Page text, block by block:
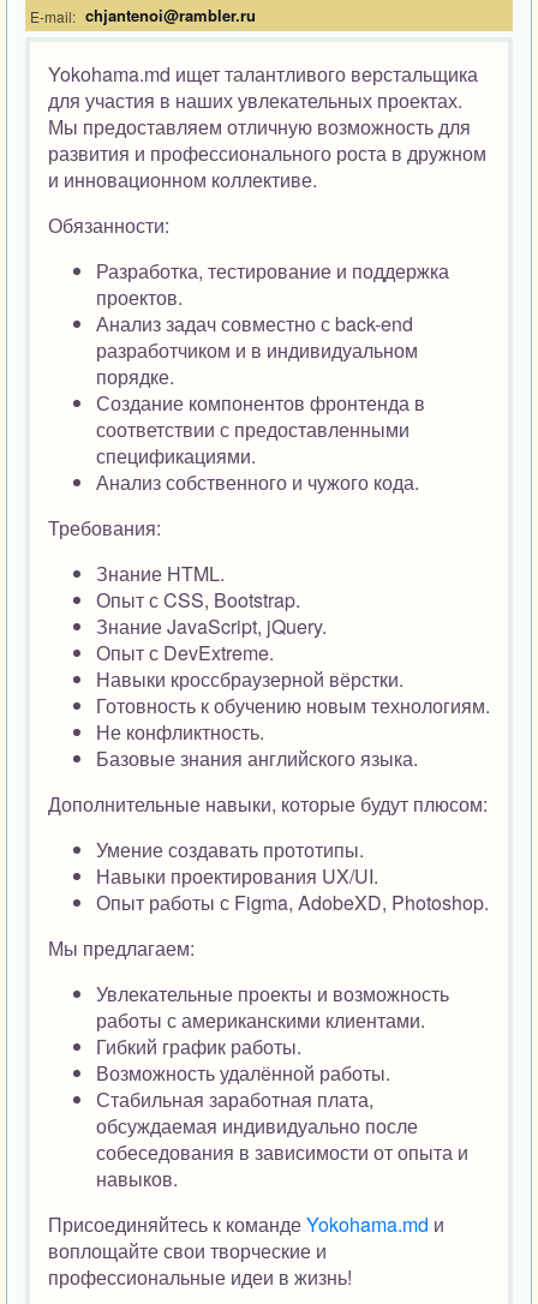
E-mail: chjantenoi@rambler.ru
Yokohama.md ищет талантливого верстальщика
для участия в наших увлекательных проектах.
Мы предоставляем отличную возможность для
развития и профессионального роста в дружном
и инновационном коллективе.
Обязанности:
Разработка, тестирование и поддержка
проектов.
Анализ задач совместно с back-end
разработчиком и в индивидуальном
порядке.
Создание компонентов фронтенда в
соответствии с предоставленными
спецификациями.
Анализ собственного и чужого кода.
Требования:
Знание HTML.
Опыт с CSS, Bootstrap.
Знание JavaScript, jQuery.
Опыт с DevExtreme.
Навыки кроссбраузерной вёрстки.
Готовность к обучению новым технологиям.
Не конфликтность.
Базовые знания английского языка.
Дополнительные навыки, которые будут плюсом:
Умение создавать прототипы.
Навыки проектирования UX/UI.
Опыт работы с Figma, AdobeXD, Photoshop.
Мы предлагаем:
Увлекательные проекты и возможность
работы с американскими клиентами.
Гибкий график работы.
Возможность удалённой работы.
Стабильная заработная плата,
обсуждаемая индивидуально после
собеседования в зависимости от опыта и
навыков.
Присоединяйтесь к командеYokohama.md и
воплощайте свои творческие и
профессиональные идеи в жизнь!